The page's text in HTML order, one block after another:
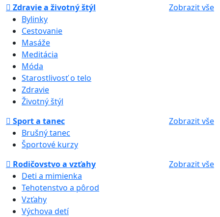
Zdravie a životný štýl
Zobrazit vše
Bylinky
Cestovanie
Masáže
Meditácia
Móda
Starostlivosť o telo
Zdravie
Životný štýl
Sport a tanec
Zobrazit vše
Brušný tanec
Športové kurzy
Rodičovstvo a vzťahy
Zobrazit vše
Deti a mimienka
Tehotenstvo a pôrod
Vzťahy
Výchova detí